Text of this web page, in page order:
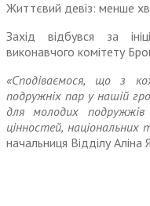
Життєвий девіз: менше
Захід відбувся за
виконавчого комітету
«Сподіваємося, що з
подружніх пар у нашій
для молодих подружжів
цінностей, національних
начальниця Відділу Аліна